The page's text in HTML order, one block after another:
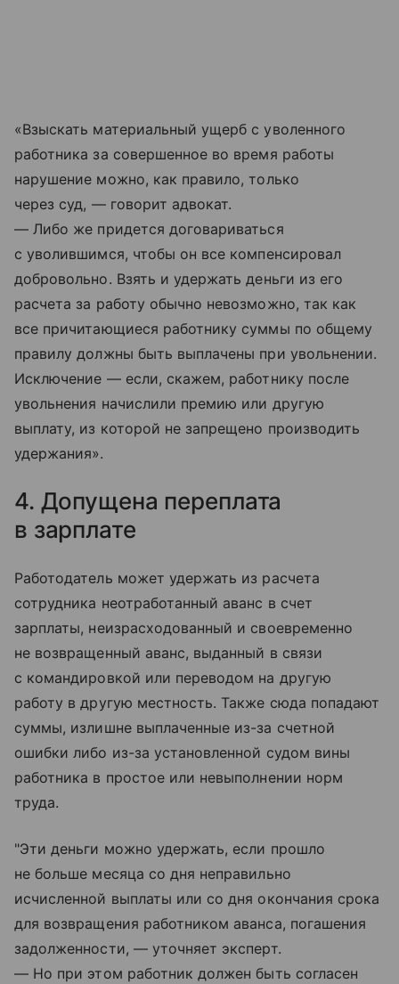
«Взыскать материальный ущерб с уволенного
работника за совершенное во время работы
нарушение можно, как правило, только
через суд, — говорит адвокат.
— Либо же придется договариваться
с уволившимся, чтобы он все компенсировал
добровольно. Взять и удержать деньги из его
расчета за работу обычно невозможно, так как
все причитающиеся работнику суммы по общему
правилу должны быть выплачены при увольнении.
Исключение — если, скажем, работнику после
увольнения начислили премию или другую
выплату, из которой не запрещено производить
удержания».
4. Допущена переплата
в зарплате
Работодатель может удержать из расчета
сотрудника неотработанный аванс в счет
зарплаты, неизрасходованный и своевременно
не возвращенный аванс, выданный в связи
с командировкой или переводом на другую
работу в другую местность. Также сюда попадают
суммы, излишне выплаченные из-за счетной
ошибки либо из-за установленной судом вины
работника в простое или невыполнении норм
труда.
"Эти деньги можно удержать, если прошло
не больше месяца со дня неправильно
исчисленной выплаты или со дня окончания срока
для возвращения работником аванса, погашения
задолженности, — уточняет эксперт.
— Но при этом работник должен быть согласен